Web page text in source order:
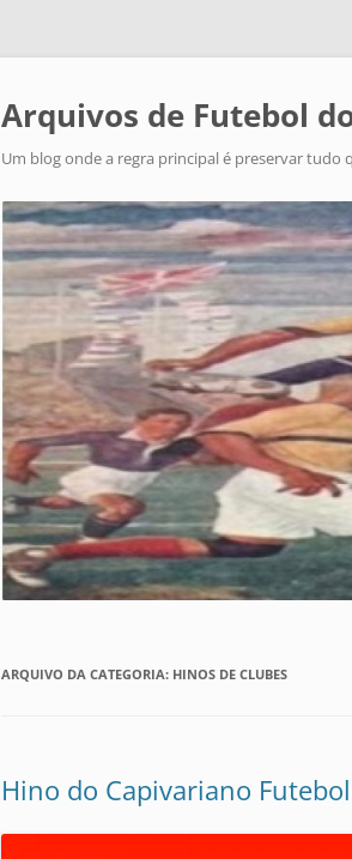
Arquivos de Futebol
Um blog onde a regra principal é preservar tudo
ARQUIVO DA CATEGORIA: HINOS DE CLUBES
Hino do Capivariano